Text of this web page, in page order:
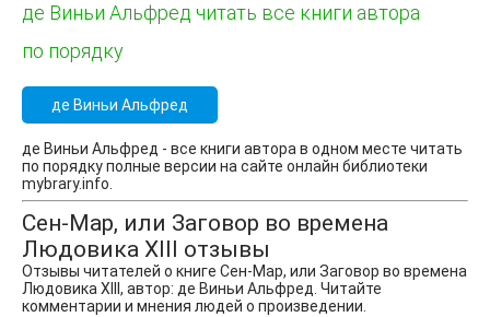
де Виньи Альфред читать все книги автора
по порядку
де Виньи Альфред
де Виньи Альфред - все книги автора в одном месте читать
по порядку полные версии на сайте онлайн библиотеки
mybrary.info.
Сен-Map, или Заговор во времена
Людовика XIII отзывы
Отзывы читателей о книге Сен-Map, или Заговор во времена
Людовика XIII, автор: де Виньи Альфред. Читайте
комментарии и мнения людей о произведении.